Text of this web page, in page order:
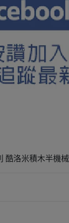
酷洛米積木半機